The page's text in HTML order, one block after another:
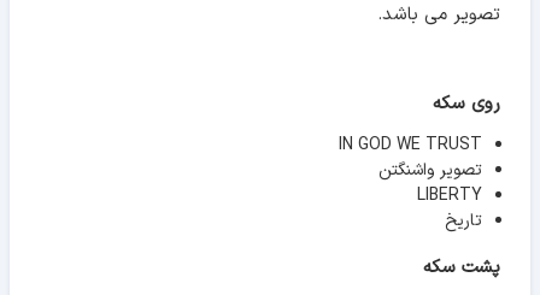
تصویر می باشد.
روی سکه
IN GOD WE TRUST
تصویر واشنگتن
LIBERTY
تاریخ
پشت سکه